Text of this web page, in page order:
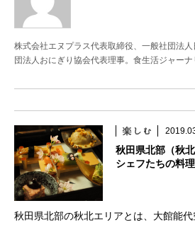
株式会社エヌプラス代表取締役、一般社団法
団法人おにぎり協会代表理事。食生活ジャーナ
秋田県北部（秋
シェフたちの料理
秋田県北部の秋北エリアとは、大館能